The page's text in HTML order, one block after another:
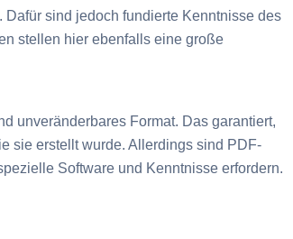
sind jedoch fundierte Kenntnisse des
stellen hier ebenfalls eine große
unveränderbares Format. Das garantiert,
sie erstellt wurde. Allerdings sind PDF-
Software und Kenntnisse erfordern.